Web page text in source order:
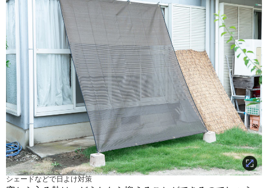
シェードなどで日よけ対策